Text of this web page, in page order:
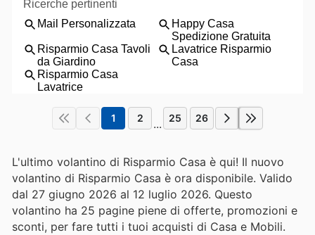
1 2 ... 25 26
L'ultimo volantino di Risparmio Casa è qui! Il nuovo
volantino di Risparmio Casa è ora disponibile. Valido
dal 27 giugno 2026 al 12 luglio 2026. Questo
volantino ha 25 pagine piene di offerte, promozioni e
sconti, per fare tutti i tuoi acquisti di Casa e Mobili.